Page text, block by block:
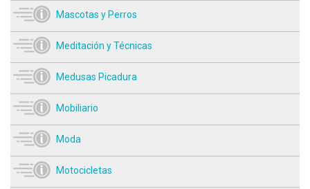
Mascotas y Perros
Meditación y Técnicas
Medusas Picadura
Mobiliario
Moda
Motocicletas